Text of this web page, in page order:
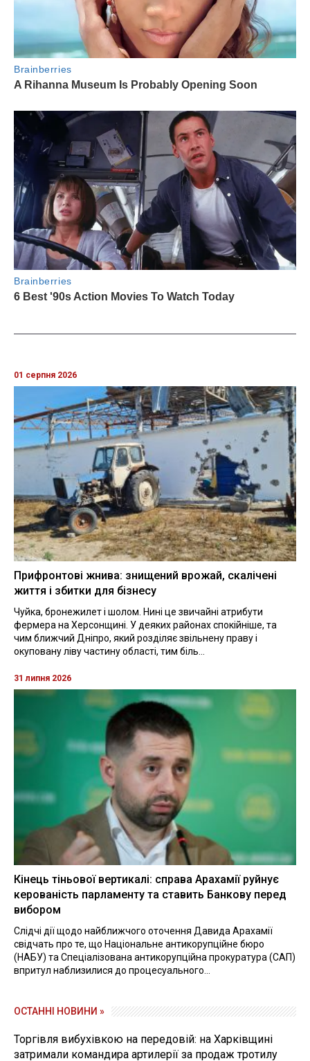
01 серпня 2026
Прифронтові жнива: знищений врожай, скалічені
життя і збитки для бізнесу
Чуйка, бронежилет і шолом. Нині це звичайні атрибути
фермера на Херсонщині. У деяких районах спокійніше, та
чим ближчий Дніпро, який розділяє звільнену праву і
окуповану ліву частину області, тим біль...
31 липня 2026
Кінець тіньової вертикалі: справа Арахамії руйнує
керованість парламенту та ставить Банкову перед
вибором
Слідчі дії щодо найближчого оточення Давида Арахамії
свідчать про те, що Національне антикорупційне бюро
(НАБУ) та Спеціалізована антикорупційна прокуратура (САП)
впритул наблизилися до процесуального...
ОСТАННІ НОВИНИ »
Торгівля вибухівкою на передовій: на Харківщині
затримали командира артилерії за продаж тротилу